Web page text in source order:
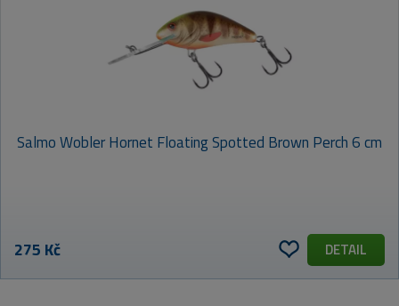
Salmo Wobler Hornet Floating Spotted Brown Perch 6 cm
275 Kč DETAIL